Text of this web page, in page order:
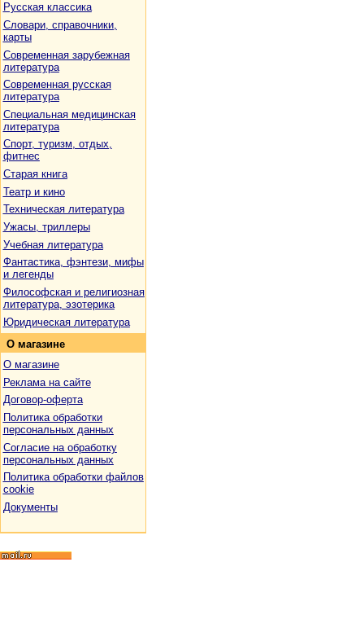
Русская классика
Словари, справочники,
карты
Современная зарубежная
литература
Современная русская
литература
Специальная медицинская
литература
Спорт, туризм, отдых,
фитнес
Старая книга
Театр и кино
Техническая литература
Ужасы, триллеры
Учебная литература
Фантастика, фэнтези, мифы
и легенды
Философская и религиозная
литература, эзотерика
Юридическая литература
О магазине
О магазине
Реклама на сайте
Договор-оферта
Политика обработки
персональных данных
Согласие на обработку
персональных данных
Политика обработки файлов
cookie
Документы